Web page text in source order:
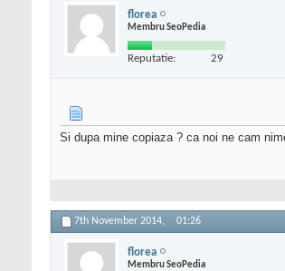
florea
Membru SeoPedia
Reputatie: 29
Si dupa mine copiaza ? ca noi ne cam
7th November 2014, 01:26
florea
Membru SeoPedia